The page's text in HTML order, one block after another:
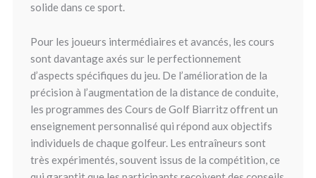
solide dans ce sport.
Pour les joueurs intermédiaires et avancés, les cours
sont davantage axés sur le perfectionnement
d’aspects spécifiques du jeu. De l’amélioration de la
précision à l’augmentation de la distance de conduite,
les programmes des Cours de Golf Biarritz offrent un
enseignement personnalisé qui répond aux objectifs
individuels de chaque golfeur. Les entraîneurs sont
très expérimentés, souvent issus de la compétition, ce